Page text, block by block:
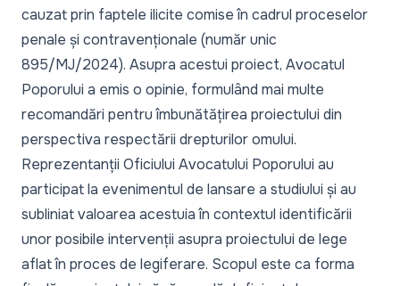
cauzat prin faptele ilicite comise în cadrul proceselor
penale și contravenționale (număr unic
895/MJ/2024). Asupra acestui proiect, Avocatul
Poporului a emis o opinie, formulând mai multe
recomandări pentru îmbunătățirea proiectului din
perspectiva respectării drepturilor omului.
Reprezentanții Oficiului Avocatului Poporului au
participat la evenimentul de lansare a studiului și au
subliniat valoarea acestuia în contextul identificării
unor posibile intervenții asupra proiectului de lege
aflat în proces de legiferare. Scopul este ca forma